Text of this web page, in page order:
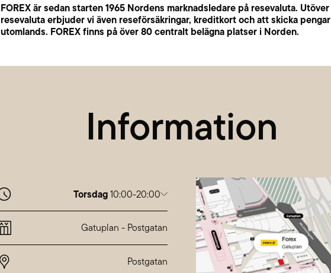
FOREX är sedan starten 1965 Nordens marknadsledare på resevaluta. Utöver
resevaluta erbjuder vi även reseförsäkringar, kreditkort och att skicka pengar
utomlands. FOREX finns på över 80 centralt belägna platser i Norden.
Information
Torsdag10:00-20:00
Måndag
10:00-20:00
10:00-20:00
10:00-20:00
Gatuplan - Postgatan